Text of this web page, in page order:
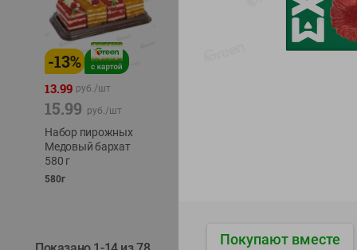
-13%
13.99 руб./шт
15.99 руб./шт
Набор пирожных
Медовый бархат
580 г
580г
Покупают вместе